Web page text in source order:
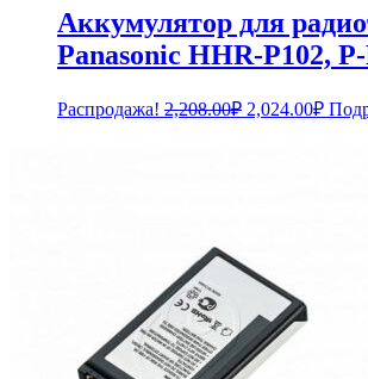
Аккумулятор для
Panasonic HHR-P102,
Распродажа! 2,208.00₽ 2,024.00₽
цена: